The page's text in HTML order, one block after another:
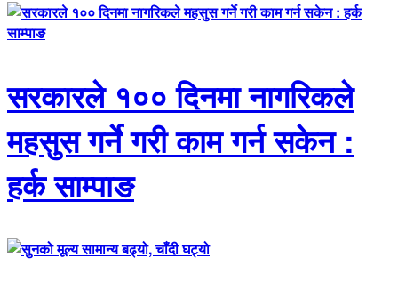
सरकारले १०० दिनमा नागरिकले
महसुस गर्ने गरी काम गर्न सकेन :
हर्क साम्पाङ